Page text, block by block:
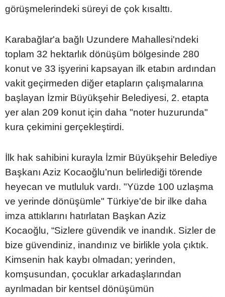
görüşmelerindeki süreyi de çok kısalttı.
Karabağlar'a bağlı Uzundere Mahallesi'ndeki
toplam 32 hektarlık dönüşüm bölgesinde 280
konut ve 33 işyerini kapsayan ilk etabın ardından
vakit geçirmeden diğer etapların çalışmalarına
başlayan İzmir Büyükşehir Belediyesi, 2. etapta
yer alan 209 konut için daha "noter huzurunda"
kura çekimini gerçekleştirdi.
İlk hak sahibini kurayla İzmir Büyükşehir Belediye
Başkanı Aziz Kocaoğlu’nun belirlediği törende
heyecan ve mutluluk vardı. "Yüzde 100 uzlaşma
ve yerinde dönüşümle" Türkiye'de bir ilke daha
imza attıklarını hatırlatan Başkan Aziz
Kocaoğlu, “Sizlere güvendik ve inandık. Sizler de
bize güvendiniz, inandınız ve birlikle yola çıktık.
Kimsenin hak kaybı olmadan; yerinden,
komşusundan, çocuklar arkadaşlarından
ayrılmadan bir kentsel dönüşümün